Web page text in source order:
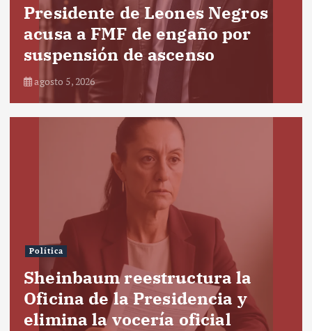
Presidente de Leones Negros
acusa a FMF de engaño por
suspensión de ascenso
agosto 5, 2026
Política
Sheinbaum reestructura la
Oficina de la Presidencia y
elimina la vocería oficial